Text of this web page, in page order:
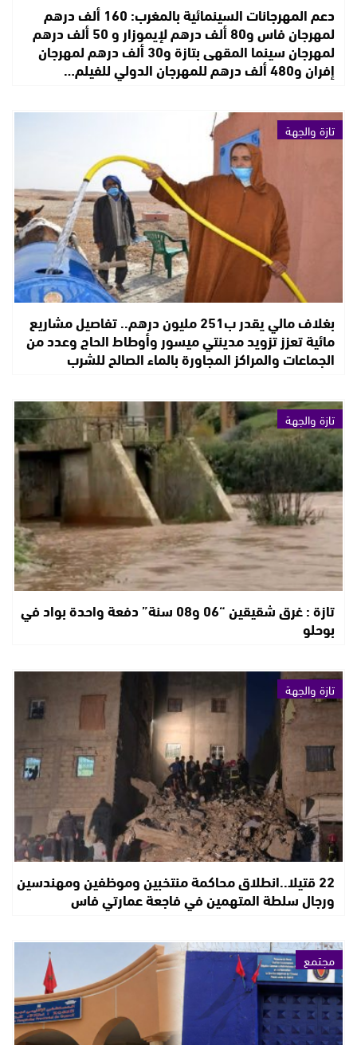
دعم المهرجانات السينمائية بالمغرب: 160 ألف درهم
لمهرجان فاس و80 ألف درهم لإيموزار و 50 ألف درهم
لمهرجان سينما المقهى بتازة و30 ألف درهم لمهرجان
إفران و480 ألف درهم للمهرجان الدولي للفيلم…
تازة والجهة
بغلاف مالي يقدر ب251 مليون درهم.. تفاصيل مشاريع
مائية تعزز تزويد مدينتي ميسور وأوطاط الحاج وعدد من
الجماعات والمراكز المجاورة بالماء الصالح للشرب
تازة والجهة
تازة : غرق شقيقين “06 و08 سنة” دفعة واحدة بواد في
بوحلو
تازة والجهة
22 قتيلا..انطلاق محاكمة منتخبين وموظفين ومهندسين
ورجال سلطة المتهمين في فاجعة عمارتي فاس
مجتمع